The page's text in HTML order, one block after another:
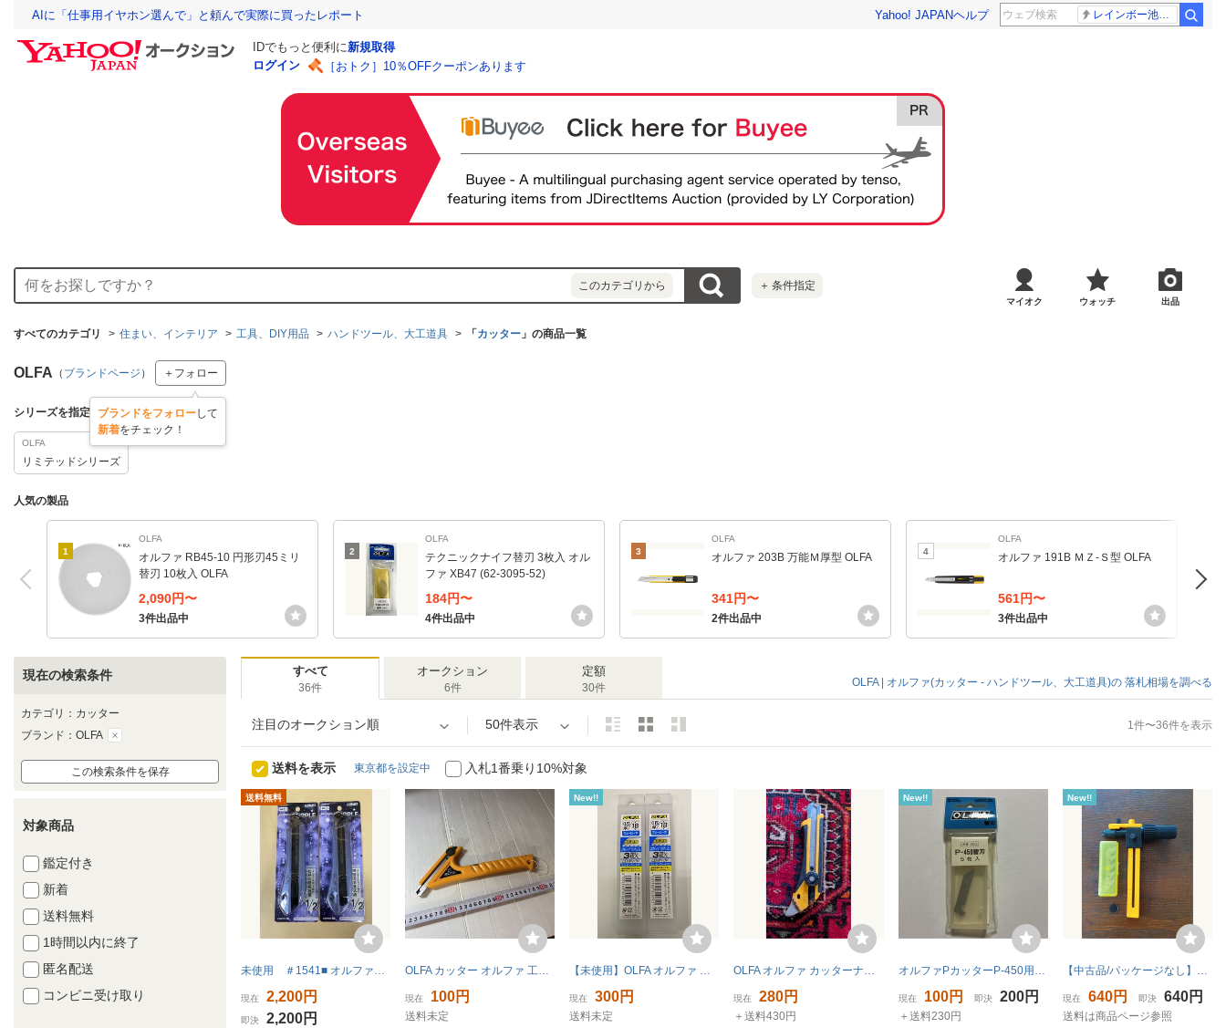
AIに「仕事用イヤホン選んで」と頼んで実際に買ったレポート Yahoo! JAPANヘルプ レインボー池田 佐藤佳奈アナ
IDでもっと便利に新規取得
ログイン
［おトク］10％OFFクーポンあります
このカテゴリから ＋ 条件指定
マイオク ウォッチ 出品
すべてのカテゴリ 住まい、インテリア 工具、DIY用品 ハンドツール、大工道具 「 カッター 」の商品一覧
OLFA （ ブランドページ ） ＋フォロー
ブランドをフォローして
新着をチェック！
シリーズを指定する
OLFA
リミテッドシリーズ
人気の製品
1
OLFA
オルファ RB45-10 円形刃45ミリ
替刃 10枚入 OLFA
2,090円〜
3件出品中
2
OLFA
テクニックナイフ替刃 3枚入 オル
ファ XB47 (62-3095-52)
184円〜
4件出品中
3
OLFA
オルファ 203B 万能Ｍ厚型 OLFA
341円〜
2件出品中
4
OLFA
オルファ 191B ＭＺ‐Ｓ型 OLFA
561円〜
3件出品中
現在の検索条件
カテゴリ：カッター
ブランド：OLFA
この検索条件を保存
対象商品
鑑定付き
新着
送料無料
1時間以内に終了
匿名配送
コンビニ受け取り
すべて
36件
オークション
6件
定額
30件 OLFA | オルファ(カッター - ハンドツール、大工道具)の 落札相場を調べる
注目のオークション順 50件表示 1件〜36件を表示
送料を表示 東京都を設定中 入札1番乗り10%対象
送料無料
未使用 ＃1541■ オルファ カッター 2個セット Ltd-08CSP 限定色 コズミックパープル リミテッドAL スピードブレード装着！
現在 2,200円
即決 2,200円
OLFA カッター オルファ 工具 カッターナイフ diy LL 道具 ハンドツール 黄色 握りやすい
現在 100円
送料未定
New!!
【未使用】OLFA オルファ ウェービーブレード 大 LBWV3K 0.5/18 3枚入 2個セット カッター 替刃
現在 300円
送料未定
OLFA オルファ カッターナイフ ネジロック式 日本製
現在 280円
＋送料430円
New!!
オルファPカッターP-450用替刃5枚入品番XB13
現在 100円 即決 200円
＋送料230円
New!!
【中古品/パッケージなし】オルファラチェットコンパス カッター 189B 替刃2枚入り 4901165201461 A-237
現在 640円 即決 640円
送料は商品ページ参照